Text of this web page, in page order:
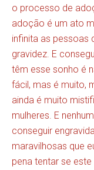
o processo de
adoção é um ato
infinita as pessoas
gravidez. E
têm esse sonho é
fácil, mas é muito,
ainda é muito
mulheres. E
conseguir
maravilhosas que
pena tentar se